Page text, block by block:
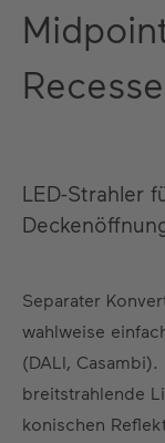
LED-Strahler
Separater
wahlweise
(DALI,
breitstrahlende
konischen